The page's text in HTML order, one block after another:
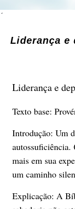
´
Liderança e
Liderança e
Texto base:
Introdução: Um
autossuficiência.
mais em sua
um caminho
Explicação: A